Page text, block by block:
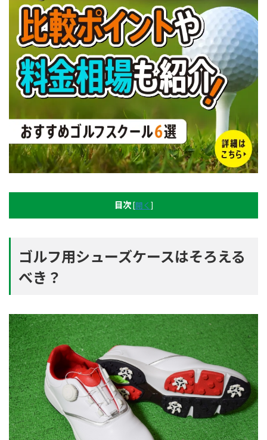
目次 [開く ]
ゴルフ用シューズケースはそろえる
べき？